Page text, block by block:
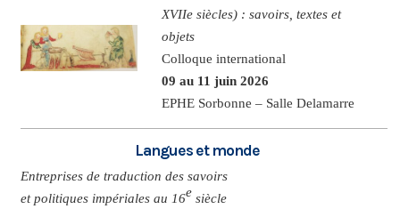
XVIIe siècles) : savoirs, textes et
objets
Colloque international
09 au 11 juin 2026
EPHE Sorbonne – Salle Delamarre
Langues et monde
Entreprises de traduction des savoirs
et politiques impériales au 16e siècle